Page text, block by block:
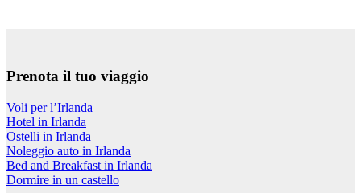
Prenota il tuo viaggio
Voli per l’Irlanda
Hotel in Irlanda
Ostelli in Irlanda
Noleggio auto in Irlanda
Bed and Breakfast in Irlanda
Dormire in un castello